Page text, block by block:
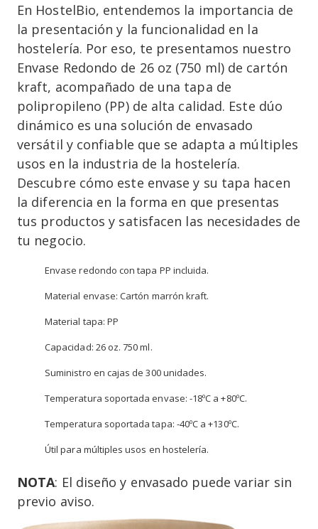
En HostelBio, entendemos la importancia de
la presentación y la funcionalidad en la
hostelería. Por eso, te presentamos nuestro
Envase Redondo de 26 oz (750 ml) de cartón
kraft, acompañado de una tapa de
polipropileno (PP) de alta calidad. Este dúo
dinámico es una solución de envasado
versátil y confiable que se adapta a múltiples
usos en la industria de la hostelería.
Descubre cómo este envase y su tapa hacen
la diferencia en la forma en que presentas
tus productos y satisfacen las necesidades de
tu negocio.
Envase redondo con tapa PP incluida.
Material envase: Cartón marrón kraft.
Material tapa: PP
Capacidad: 26 oz. 750 ml.
Suministro en cajas de 300 unidades.
Temperatura soportada envase: -18ºC a +80ºC.
Temperatura soportada tapa: -40ºC a +130ºC.
Útil para múltiples usos en hostelería.
NOTA: El diseño y envasado puede variar sin
previo aviso.